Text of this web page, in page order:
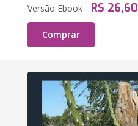
Versão Ebook R$ 26,60
Comprar